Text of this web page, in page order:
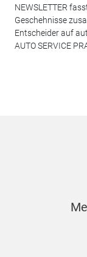
NEWSLETTER
Geschehnisse
Entscheider auf
AUTO SERVICE